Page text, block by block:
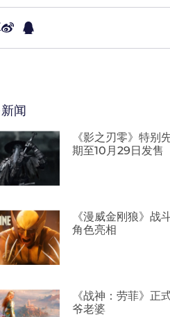
闻
《影之刃零》特别
期至10月29日发售
《漫威金刚狼》战
角色亮相
《战神：劳菲》正
爷老婆